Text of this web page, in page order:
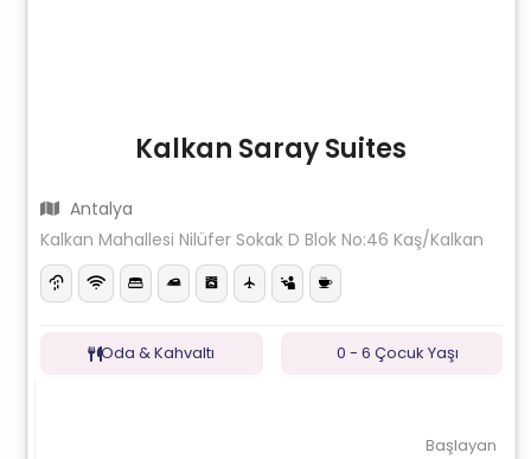
Kalkan Saray Suites
Antalya
Kalkan Mahallesi Nilüfer Sokak D Blok No:46 Kaş/Kalkan
Oda & Kahvaltı 0 - 6 Çocuk Yaşı
Başlayan